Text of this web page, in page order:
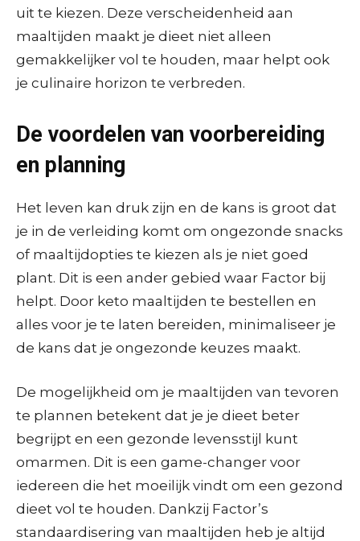
uit te kiezen. Deze verscheidenheid aan
maaltijden maakt je dieet niet alleen
gemakkelijker vol te houden, maar helpt ook
je culinaire horizon te verbreden.
De voordelen van voorbereiding
en planning
Het leven kan druk zijn en de kans is groot dat
je in de verleiding komt om ongezonde snacks
of maaltijdopties te kiezen als je niet goed
plant. Dit is een ander gebied waar Factor bij
helpt. Door keto maaltijden te bestellen en
alles voor je te laten bereiden, minimaliseer je
de kans dat je ongezonde keuzes maakt.
De mogelijkheid om je maaltijden van tevoren
te plannen betekent dat je je dieet beter
begrijpt en een gezonde levensstijl kunt
omarmen. Dit is een game-changer voor
iedereen die het moeilijk vindt om een gezond
dieet vol te houden. Dankzij Factor’s
standaardisering van maaltijden heb je altijd